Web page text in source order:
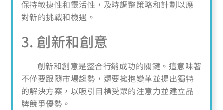
保持敏捷性和靈活性，及時調整策略和計劃以應
對新的挑戰和機遇。
3. 創新和創意
創新和創意是整合行銷成功的關鍵。這意味著
不僅要跟隨市場趨勢，還要擁抱變革並提出獨特
的解決方案，以吸引目標受眾的注意力並建立品
牌競爭優勢。